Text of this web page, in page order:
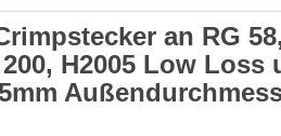
an RG
H2005 Low Loss